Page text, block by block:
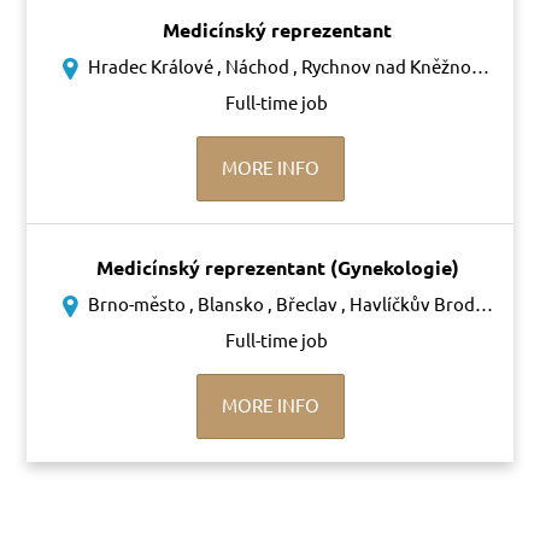
Medicínský reprezentant
Hradec Králové , Náchod , Rychnov nad Kněžnou , Trutnov
Full-time job
MORE INFO
Medicínský reprezentant (Gynekologie)
Brno-město , Blansko , Břeclav , Havlíčkův Brod , Svitavy , Třebíč , Žďár nad Sázavou, Znojmo
Full-time job
MORE INFO